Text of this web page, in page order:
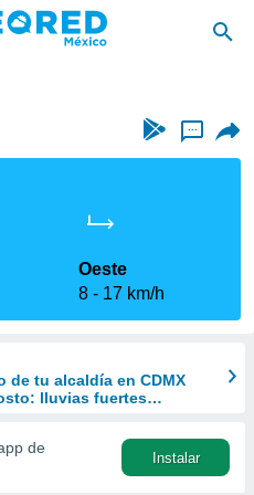
...
Oeste
8
17 km/h
de tu alcaldía en CDMX
lluvias fuertes
de
Instalar